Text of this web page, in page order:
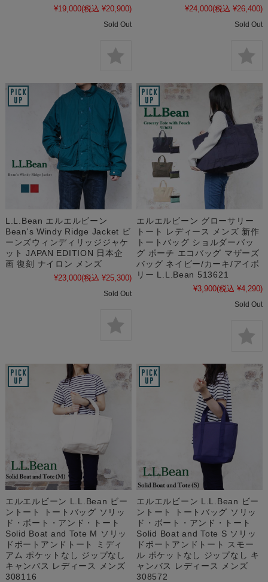
¥19,000(税込 ¥20,900)
Sold Out
¥24,000(税込 ¥26,400)
Sold Out
L.L.Bean エルエルビーン
Bean's Windy Ridge Jacket ビ
ーンズウィンディリッジジャケ
ット JAPAN EDITION 日本企
画 復刻 ナイロン メンズ
¥23,000(税込 ¥25,300)
Sold Out
エルエルビーン グローサリー
トート レディース メンズ 新作
トートバッグ ショルダーバッ
グ ポーチ エコバッグ マザーズ
バッグ ネイビー/カーキ/アイボ
リー L.L.Bean 513621
¥3,900(税込 ¥4,290)
Sold Out
エルエルビーン L.L.Bean ビー
ントート トートバッグ ソリッ
ド・ボート・アンド・トート
Solid Boat and Tote M ソリッ
ドボートアンドトート ミディ
アム ポケットなし ジップなし
キャンバス レディース メンズ
308116
エルエルビーン L.L.Bean ビー
ントート トートバッグ ソリッ
ド・ボート・アンド・トート
Solid Boat and Tote S ソリッ
ドボートアンドトート スモー
ル ポケットなし ジップなし キ
ャンバス レディース メンズ
308572